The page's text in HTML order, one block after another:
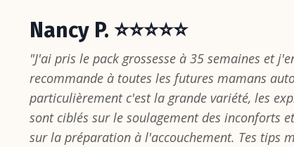
Nancy P. ⭐⭐⭐⭐⭐
"J'ai pris le pack grossesse à 35 semaines et
recommande à toutes les futures mamans
particulièrement c'est la grande variété, les
sont ciblés sur le soulagement des inconforts
sur la préparation à l'accouchement. Tes tips